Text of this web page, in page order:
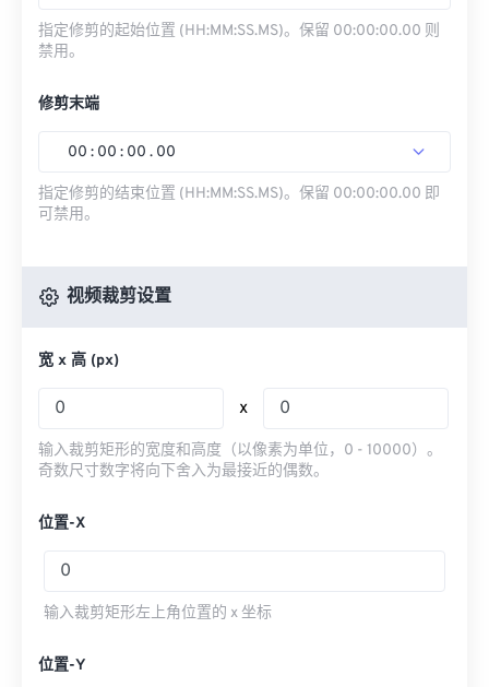
指定修剪的起始位置 (HH:MM:SS.MS)。保留 00:00:00.00 则
禁用。
修剪末端
00 : 00 : 00 . 00
指定修剪的结束位置 (HH:MM:SS.MS)。保留 00:00:00.00 即
可禁用。
视频裁剪设置
宽 x 高 (px)
x
输入裁剪矩形的宽度和高度（以像素为单位，0 - 10000）。
奇数尺寸数字将向下舍入为最接近的偶数。
位置-X
输入裁剪矩形左上角位置的 x 坐标
位置-Y